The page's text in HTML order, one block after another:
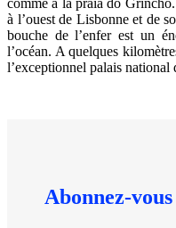
à l’ouest de Lisbonne et de
bouche de l’enfer est un
l’océan. A quelques
l’exceptionnel palais national
Abonnez-